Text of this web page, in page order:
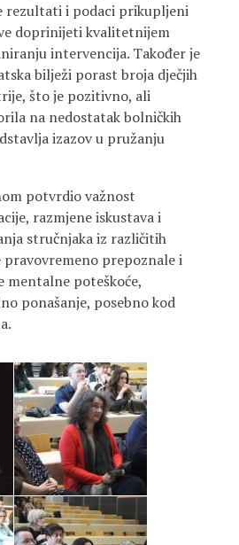
rezultati i podaci prikupljeni
doprinijeti kvalitetnijem
intervencija. Također je
bilježi porast broja dječjih
što je pozitivno, ali
na nedostatak bolničkih
izazov u pružanju
potvrdio važnost
razmjene iskustava i
stručnjaka iz različitih
pravovremeno prepoznale i
poteškoće,
ponašanje, posebno kod